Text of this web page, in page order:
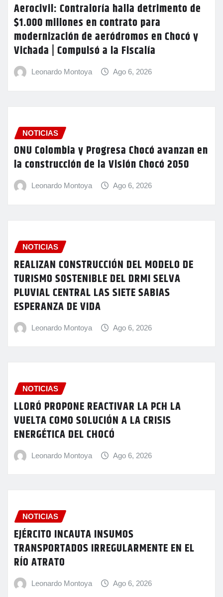
Aerocivil: Contraloría halla detrimento de
$1.000 millones en contrato para
modernización de aeródromos en Chocó y
Vichada | Compulsó a la Fiscalía
Leonardo Montoya Ago 6, 2026
NOTICIAS
ONU Colombia y Progresa Chocó avanzan en
la construcción de la Visión Chocó 2050
Leonardo Montoya Ago 6, 2026
NOTICIAS
REALIZAN CONSTRUCCIÓN DEL MODELO DE
TURISMO SOSTENIBLE DEL DRMI SELVA
PLUVIAL CENTRAL LAS SIETE SABIAS
ESPERANZA DE VIDA
Leonardo Montoya Ago 6, 2026
NOTICIAS
LLORÓ PROPONE REACTIVAR LA PCH LA
VUELTA COMO SOLUCIÓN A LA CRISIS
ENERGÉTICA DEL CHOCÓ
Leonardo Montoya Ago 6, 2026
NOTICIAS
EJÉRCITO INCAUTA INSUMOS
TRANSPORTADOS IRREGULARMENTE EN EL
RÍO ATRATO
Leonardo Montoya Ago 6, 2026